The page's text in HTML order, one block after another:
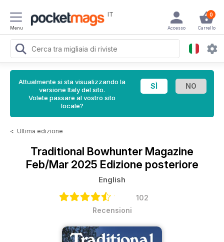
Menu
IT 0
Carrello
Accesso
Attualmente si sta visualizzando la
versione Italy del sito.
Volete passare al vostro sito
locale?
< Ultima edizione
Traditional Bowhunter Magazine
Feb/Mar 2025 Edizione posteriore
English
102
Recensioni